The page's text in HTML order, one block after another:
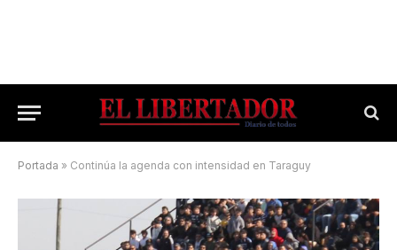
Portada » Continúa la agenda con intensidad en Taraguy